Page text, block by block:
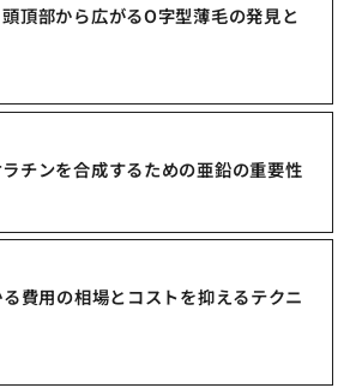
頂部から広がるO字型薄毛の発見と
チンを合成するための亜鉛の重要性
費用の相場とコストを抑えるテクニ